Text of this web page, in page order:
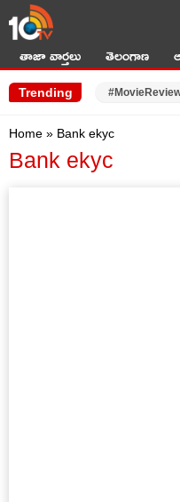
తాజా వార్తలు తెలంగాణ
Trending
Home » Bank ekyc
Bank ekyc